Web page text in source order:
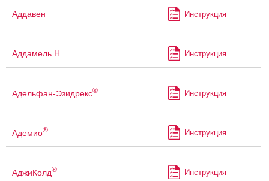
Аддавен Инструкция
Аддамель Н Инструкция
Адельфан-Эзидрекс® Инструкция
Адемио® Инструкция
АджиКолд® Инструкция